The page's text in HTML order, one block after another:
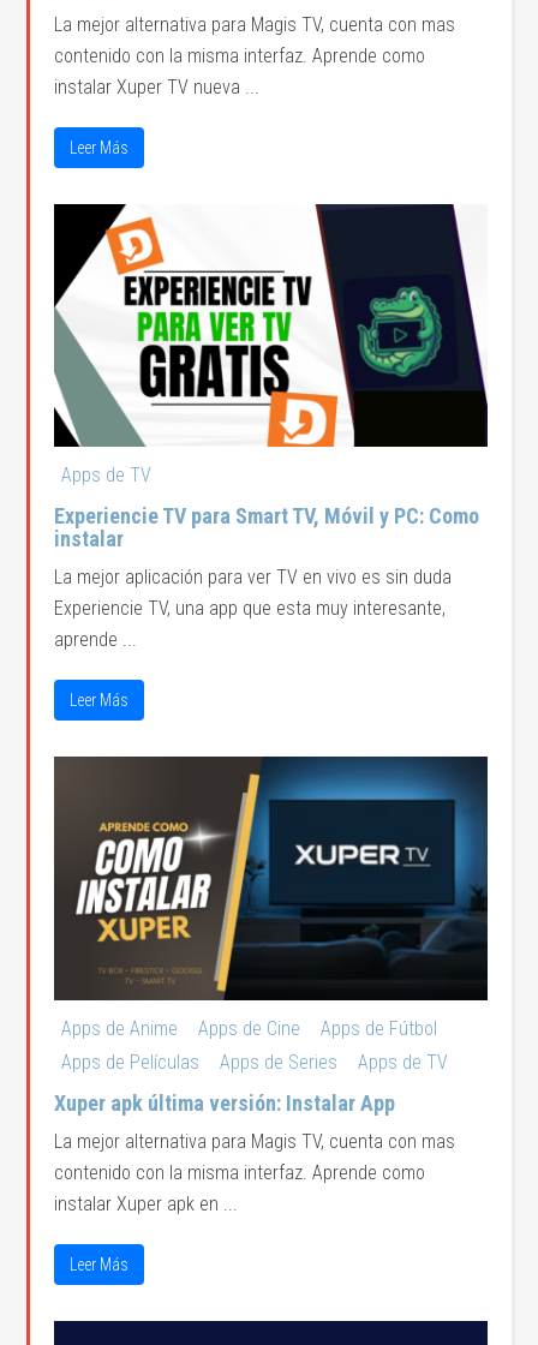
La mejor alternativa para Magis TV, cuenta con mas
contenido con la misma interfaz. Aprende como
instalar Xuper TV nueva ...
Leer Más
Apps de TV
Experiencie TV para Smart TV, Móvil y PC: Como
instalar
La mejor aplicación para ver TV en vivo es sin duda
Experiencie TV, una app que esta muy interesante,
aprende ...
Leer Más
Apps de Anime Apps de Cine
Apps de Fútbol
Apps de Películas
Apps de Series Apps de TV
Xuper apk última versión: Instalar App
La mejor alternativa para Magis TV, cuenta con mas
contenido con la misma interfaz. Aprende como
instalar Xuper apk en ...
Leer Más